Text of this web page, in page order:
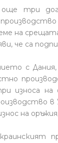
още три
на
че са
с
износа на
в
на